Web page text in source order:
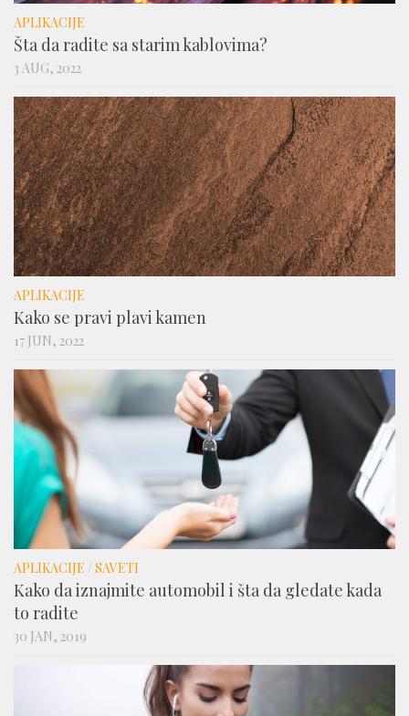
APLIKACIJE
Šta da radite sa starim kablovima?
3 AUG, 2022
APLIKACIJE
Kako se pravi plavi kamen
17 JUN, 2022
APLIKACIJE /SAVETI
Kako da iznajmite automobil i šta da gledate kada
to radite
30 JAN, 2019